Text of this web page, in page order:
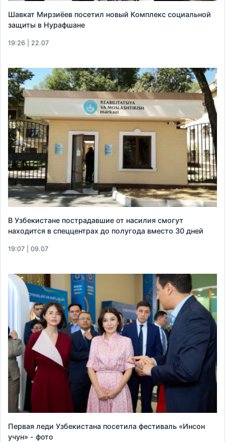
Шавкат Мирзиёев посетил новый Комплекс социальной
защиты в Нурафшане
19:26 | 22.07
В Узбекистане пострадавшие от насилия смогут
находится в спеццентрах до полугода вместо 30 дней
19:07 | 09.07
Первая леди Узбекистана посетила фестиваль «Инсон
учун» - фото